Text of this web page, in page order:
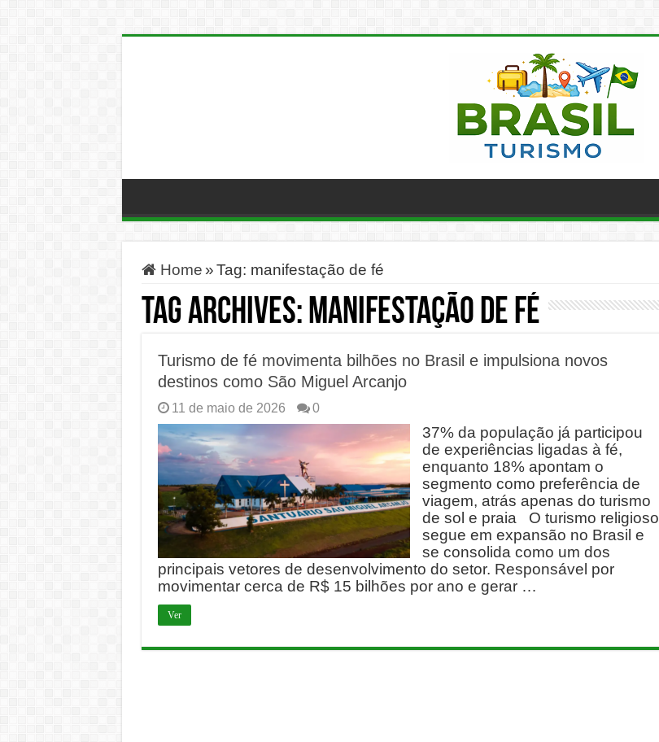
Home »Tag: manifestação de fé
Tag Archives: manifestação de fé
Turismo de fé movimenta bilhões no Brasil e impulsiona novos
destinos como São Miguel Arcanjo
11 de maio de 2026 0
37% da população já participou
de experiências ligadas à fé,
enquanto 18% apontam o
segmento como preferência de
viagem, atrás apenas do turismo
de sol e praia O turismo religioso
segue em expansão no Brasil e
se consolida como um dos
principais vetores de desenvolvimento do setor. Responsável por
movimentar cerca de R$ 15 bilhões por ano e gerar …
Ver